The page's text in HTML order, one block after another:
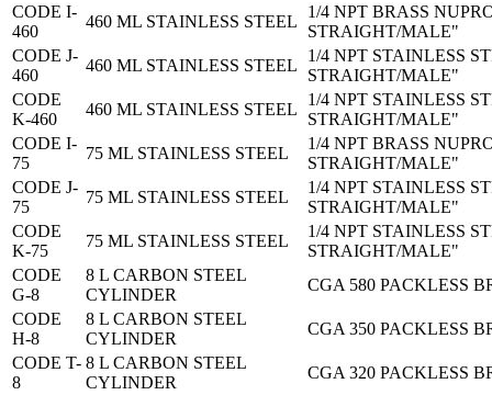
CODE I-
460
460 ML STAINLESS STEEL
1/4 NPT BRASS
STRAIGHT/MALE"
CODE J-
460
460 ML STAINLESS STEEL
1/4 NPT STAINLESS
STRAIGHT/MALE"
CODE
K-460
460 ML STAINLESS STEEL
1/4 NPT STAINLESS
STRAIGHT/MALE"
CODE I-
75
75 ML STAINLESS STEEL
1/4 NPT BRASS
STRAIGHT/MALE"
CODE J-
75
75 ML STAINLESS STEEL
1/4 NPT STAINLESS
STRAIGHT/MALE"
CODE
K-75
75 ML STAINLESS STEEL
1/4 NPT STAINLESS
STRAIGHT/MALE"
CODE
G-8
8 L CARBON STEEL
CYLINDER
CGA 580 PACKLESS
CODE
H-8
8 L CARBON STEEL
CYLINDER
CGA 350 PACKLESS
CODE T-
8
8 L CARBON STEEL
CYLINDER
CGA 320 PACKLESS